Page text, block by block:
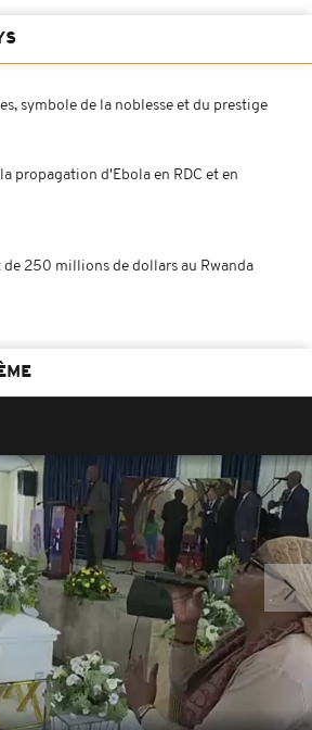
symbole de la noblesse et du prestige
propagation d'Ebola en RDC et en
de 250 millions de dollars au Rwanda